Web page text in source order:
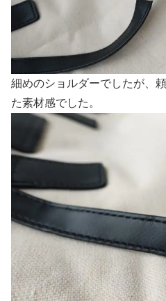
細めのショルダーでしたが、
た素材感でした。